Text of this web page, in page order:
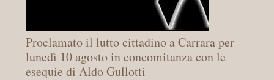
Proclamato il lutto cittadino a Carrara per
lunedì 10 agosto in concomitanza con le
esequie di Aldo Gullotti